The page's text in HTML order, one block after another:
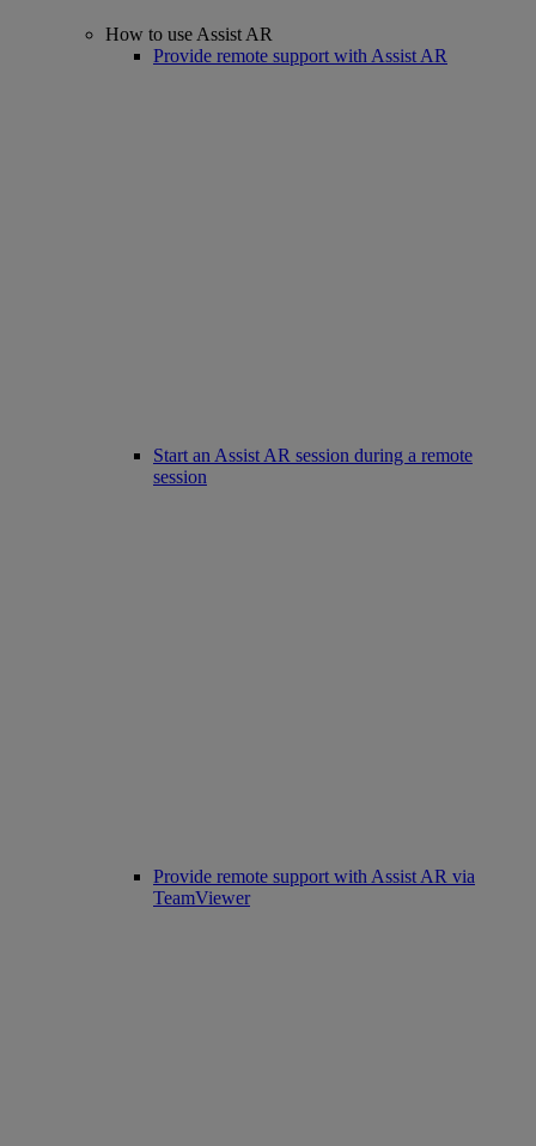
How to use Assist AR
Provide remote support with Assist AR
Start an Assist AR session during a remote
session
Provide remote support with Assist AR via
TeamViewer